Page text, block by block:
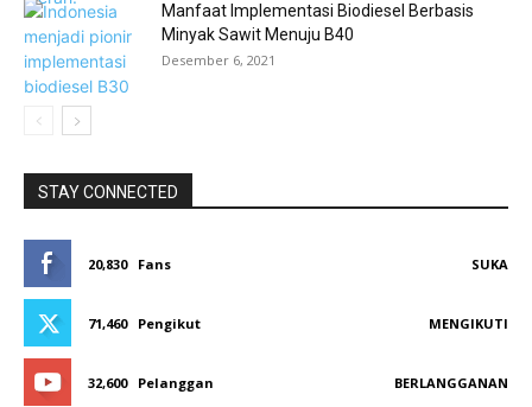
Manfaat Implementasi Biodiesel Berbasis
Minyak Sawit Menuju B40
Desember 6, 2021
STAY CONNECTED
20,830 Fans SUKA
71,460 Pengikut MENGIKUTI
32,600 Pelanggan BERLANGGANAN